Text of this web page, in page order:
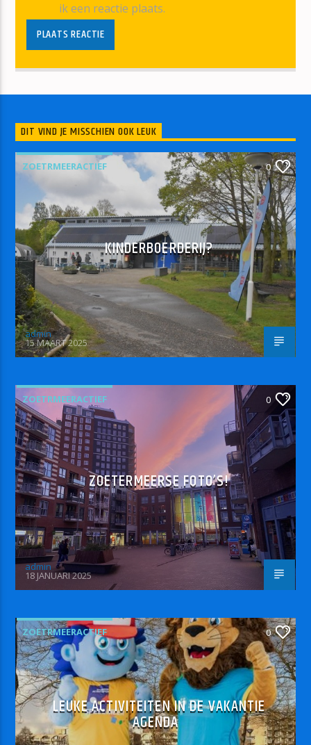
ik een reactie plaats.
DIT VIND JE MISSCHIEN OOK LEUK
ZOETRMEERACTIEF 0
KINDERBOERDERIJ?
admin
15 MAART 2025
ZOETRMEERACTIEF 0
ZOETERMEERSE FOTO’S!
admin
18 JANUARI 2025
ZOETRMEERACTIEF 0
LEUKE ACTIVITEITEN IN DE VAKANTIE
AGENDA